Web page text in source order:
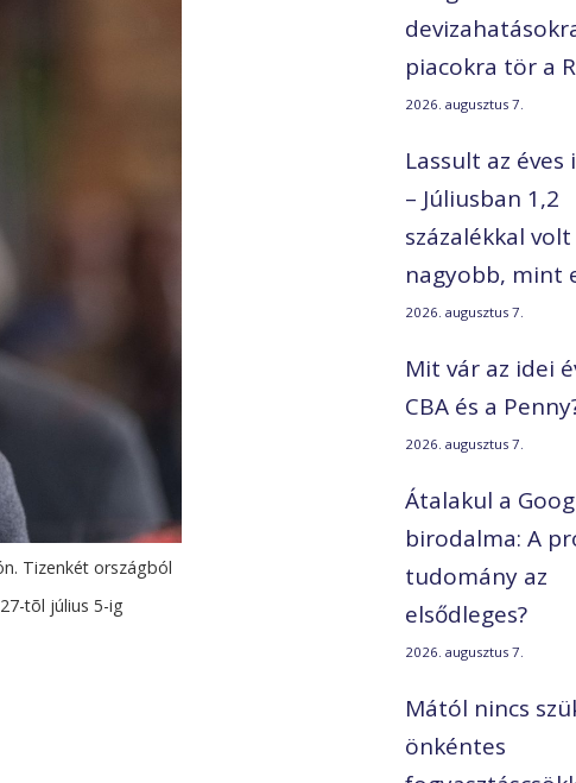
Tizenkét országból
tõl július 5-ig
piacokra tör a
2026. augusztus 7.
Lassult az éves
– Júliusban 1,2
százalékkal volt
nagyobb, mint
2026. augusztus 7.
Mit vár az idei
CBA és a
2026. augusztus 7.
Átalakul a
birodalma: A
tudomány az
elsődleges?
2026. augusztus 7.
Mától nincs
önkéntes